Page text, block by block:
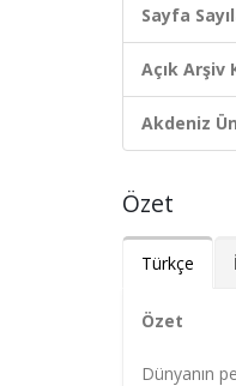
Sayfa
Açık Arşiv
Akdeniz
Özet
Türkçe
Özet
Dünyanın